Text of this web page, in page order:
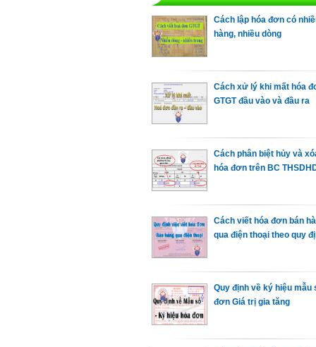
Cách lập hóa đơn có
hàng, nhiều dòng
Cách xử lý khi mất hóa
GTGT đầu vào và đầu ra
Cách phân biệt hủy và
hóa đơn trên BC
Cách viết hóa đơn bán
qua điện thoại theo quy
Quy định về ký hiệu mẫu
đơn Giá trị gia tăng